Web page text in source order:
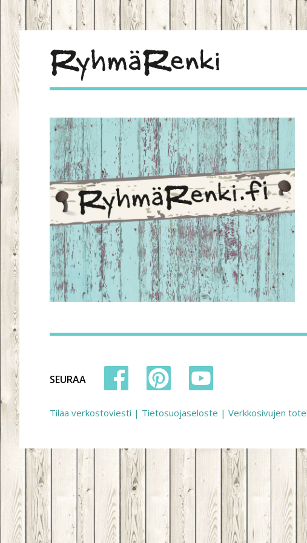
SEURAA
Tilaa verkostoviesti | Tietosuojaseloste | Verkkosivujen